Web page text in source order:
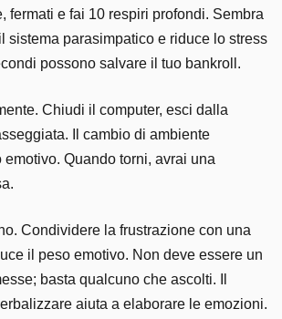
fermati e fai 10 respiri profondi. Sembra
sistema parasimpatico e riduce lo stress
possono salvare il tuo bankroll.
Chiudi il computer, esci dalla
Il cambio di ambiente
emotivo. Quando torni, avrai una
Condividere la frustrazione con una
il peso emotivo. Non deve essere un
basta qualcuno che ascolti. Il
aiuta a elaborare le emozioni.